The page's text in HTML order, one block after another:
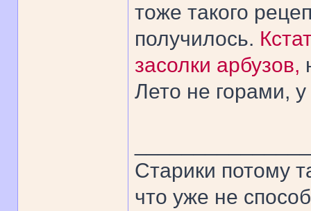
тоже такого
получилось.
засолки арбузов,
Лето не горами,
Старики потому
что уже не